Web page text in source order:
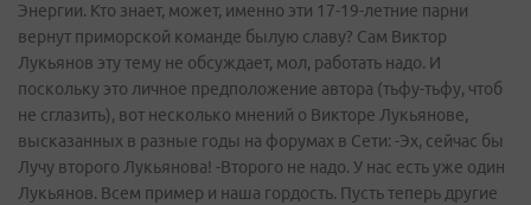
Энергии. Кто знает, может, именно эти 17-19-летние парни
вернут приморской команде былую славу? Сам Виктор
Лукьянов эту тему не обсуждает, мол, работать надо. И
поскольку это личное предположение автора (тьфу-тьфу, чтоб
не сглазить), вот несколько мнений о Викторе Лукьянове,
высказанных в разные годы на форумах в Сети: -Эх, сейчас бы
Лучу второго Лукьянова! -Второго не надо. У нас есть уже один
Лукьянов. Всем пример и наша гордость. Пусть теперь другие